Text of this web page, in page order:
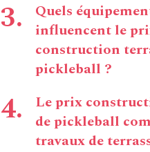
Quels
influencent le
construction
pickleball ?
Le prix
de pickleball
travaux de